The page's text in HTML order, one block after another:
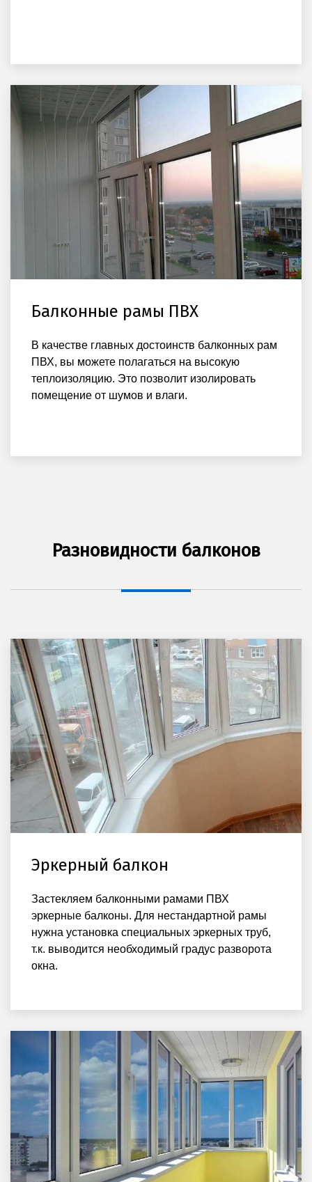
Балконные рамы ПВХ
В качестве главных достоинств балконных рам
ПВХ, вы можете полагаться на высокую
теплоизоляцию. Это позволит изолировать
помещение от шумов и влаги.
Разновидности балконов
Эркерный балкон
Застекляем балконными рамами ПВХ
эркерные балконы. Для нестандартной рамы
нужна установка специальных эркерных труб,
т.к. выводится необходимый градус разворота
окна.